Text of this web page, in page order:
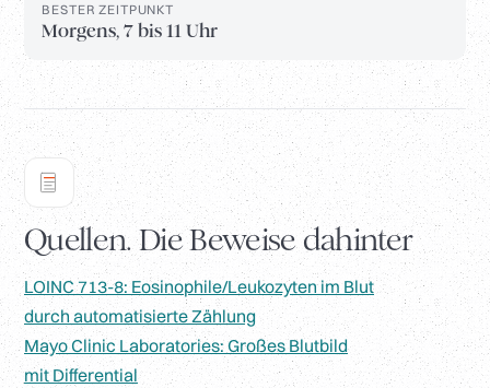
BESTER ZEITPUNKT
Morgens, 7 bis 11 Uhr
Quellen. Die Beweise dahinter
LOINC 713-8: Eosinophile/Leukozyten im Blut
durch automatisierte Zählung
Mayo Clinic Laboratories: Großes Blutbild
mit Differential